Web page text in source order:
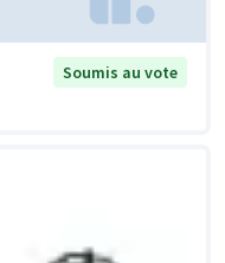
Soumis au vote